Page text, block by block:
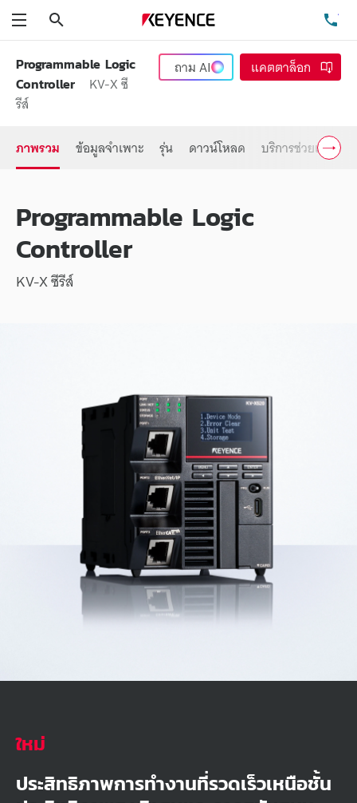
Programmable Logic
Controller
KV-X ซี
รีส์
ถามAI แคตตาล็อก
ภาพรวม ข้อมูลจำเพาะ รุ่น ดาวน์โหลด บริการช่วยเหลือ
Programmable Logic
Controller
KV-X ซีรีส์
ใหม่
ประสิทธิภาพการทำงานที่รวดเร็วเหนือชั้น